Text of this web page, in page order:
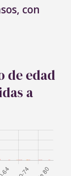
con
de edad
a